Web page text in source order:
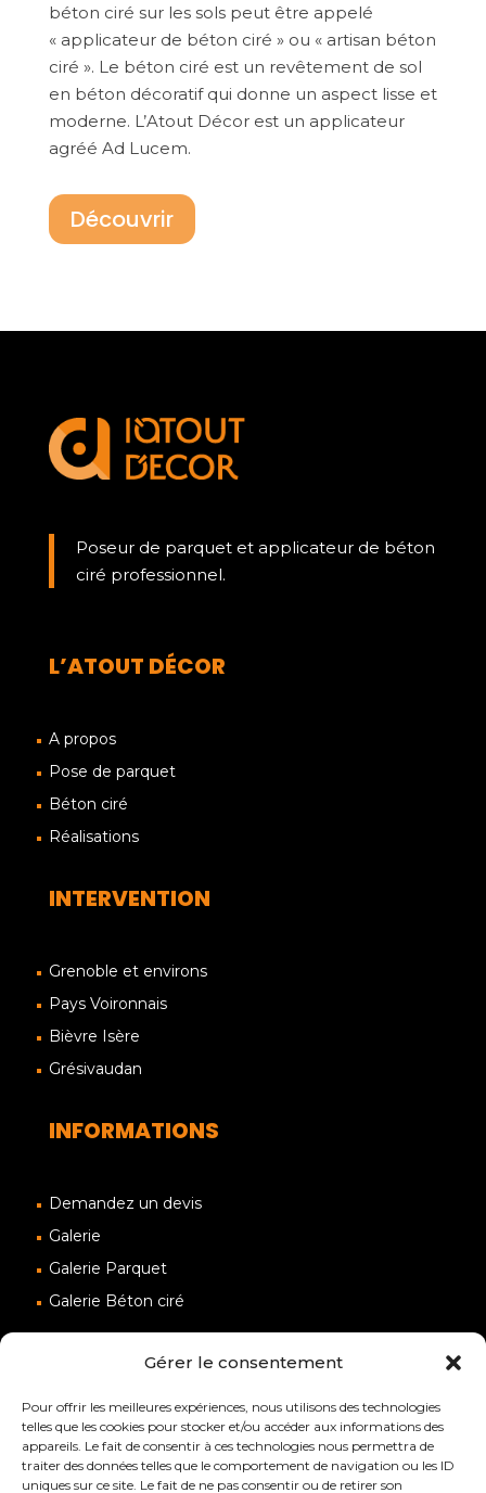
Gérer le consentement
Pour offrir les meilleures expériences, nous utilisons des technologies
telles que les cookies pour stocker et/ou accéder aux informations des
appareils. Le fait de consentir à ces technologies nous permettra de
traiter des données telles que le comportement de navigation ou les ID
uniques sur ce site. Le fait de ne pas consentir ou de retirer son
béton ciré sur les sols peut être appelé
« applicateur de béton ciré » ou « artisan béton
ciré ». Le béton ciré est un revêtement de sol
en béton décoratif qui donne un aspect lisse et
moderne. L’Atout Décor est un applicateur
agréé Ad Lucem.
Découvrir
Poseur de parquet et applicateur de béton
ciré professionnel.
L’ATOUT DÉCOR
A propos
Pose de parquet
Béton ciré
Réalisations
INTERVENTION
Grenoble et environs
Pays Voironnais
Bièvre Isère
Grésivaudan
INFORMATIONS
Demandez un devis
Galerie
Galerie Parquet
Galerie Béton ciré
ACCUEIL
PLAN DU SITE
POLITIQUE DE CONFIDENTIALITÉ